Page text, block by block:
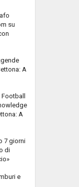
su
A
A
7 giorni
di
e